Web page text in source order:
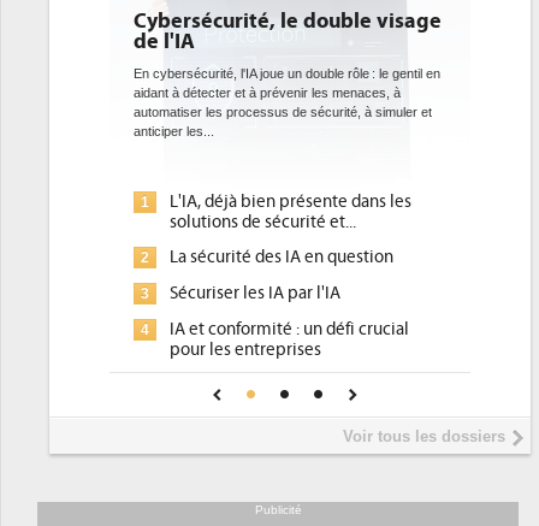
double visage
double rôle : le gentil en
sécurité, à simuler et
DEE: l'efficacité énergétique
bientôt une obligation pour les
datacenters
Des datacenters plus durables et plus efficaces, c'est
ce que recherchent les pouvoirs publics européens
avec la mise en oeuvre de la nouvelle Directive sur
1
Qu'est-ce que la DEE (directive
d'efficacité énergétique) ?
2
DEE, une pression administrative
place pour répondre à...
Phocea DC dans les cordes pour la
DEE
Interview de Fabrice Coquio,
président de Digital Realty...
soutient les...
Voir tous les dossiers
Publicité